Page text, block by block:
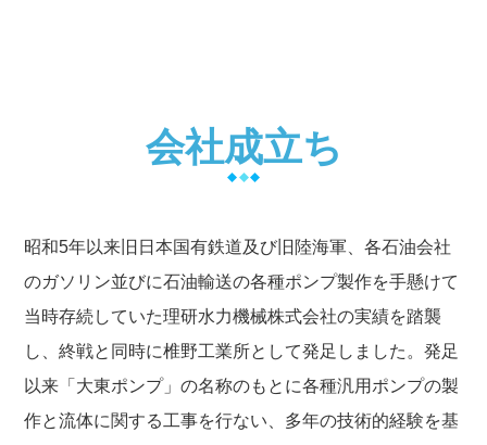
会社成立ち
昭和5年以来旧日本国有鉄道及び旧陸海軍、各石油会社
のガソリン並びに石油輸送の各種ポンプ製作を手懸けて
当時存続していた理研水力機械株式会社の実績を踏襲
し、終戦と同時に椎野工業所として発足しました。発足
以来「大東ポンプ」の名称のもとに各種汎用ポンプの製
作と流体に関する工事を行ない、多年の技術的経験を基